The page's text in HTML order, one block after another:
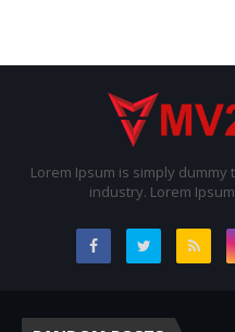
Lorem Ipsum is simply
industry. Lorem